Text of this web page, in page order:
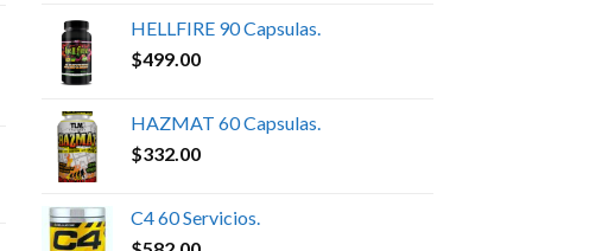
HELLFIRE 90 Capsulas.
$499.00
HAZMAT 60 Capsulas.
$332.00
C4 60 Servicios.